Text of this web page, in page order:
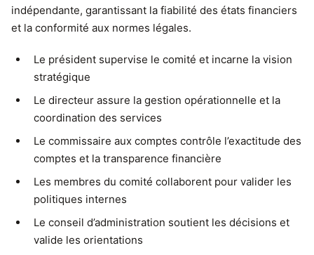
indépendante, garantissant la fiabilité des états financiers
et la conformité aux normes légales.
Le président supervise le comité et incarne la vision
stratégique
Le directeur assure la gestion opérationnelle et la
coordination des services
Le commissaire aux comptes contrôle l’exactitude des
comptes et la transparence financière
Les membres du comité collaborent pour valider les
politiques internes
Le conseil d’administration soutient les décisions et
valide les orientations